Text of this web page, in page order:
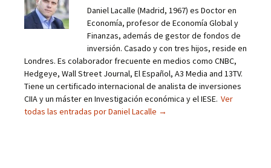
Daniel Lacalle (Madrid, 1967) es Doctor en
Economía, profesor de Economía Global y
Finanzas, además de gestor de fondos de
inversión. Casado y con tres hijos, reside en
Londres. Es colaborador frecuente en medios como CNBC,
Hedgeye, Wall Street Journal, El Español, A3 Media and 13TV.
Tiene un certificado internacional de analista de inversiones
CIIA y un máster en Investigación económica y el IESE. Ver
todas las entradas por Daniel Lacalle →